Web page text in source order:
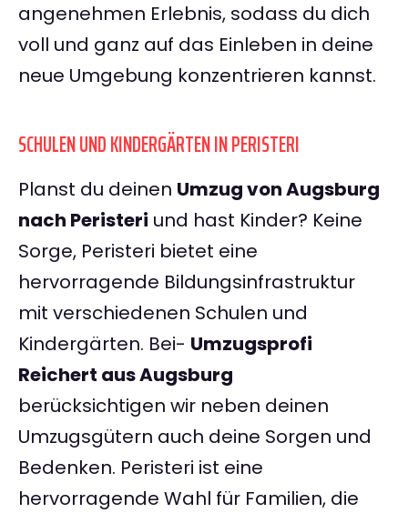
angenehmen Erlebnis, sodass du dich
voll und ganz auf das Einleben in deine
neue Umgebung konzentrieren kannst.
SCHULEN UND KINDERGÄRTEN IN PERISTERI
Planst du deinen Umzug von Augsburg
nach Peristeri und hast Kinder? Keine
Sorge, Peristeri bietet eine
hervorragende Bildungsinfrastruktur
mit verschiedenen Schulen und
Kindergärten. Bei- Umzugsprofi
Reichert aus Augsburg
berücksichtigen wir neben deinen
Umzugsgütern auch deine Sorgen und
Bedenken. Peristeri ist eine
hervorragende Wahl für Familien, die